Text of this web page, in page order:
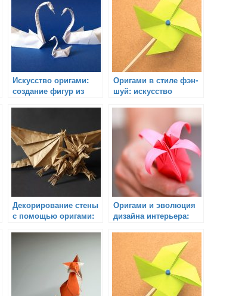
Искусство оригами:
создание фигур из
Оригами в стиле фэн-
шуй: искусство
Декорирование стены
с помощью оригами:
преобразить
Оригами и эволюция
дизайна интерьера: